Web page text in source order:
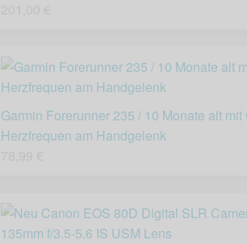
Garmin Forerunner 235 / 10 Monate alt mit
Herzfrequen am Handgelenk